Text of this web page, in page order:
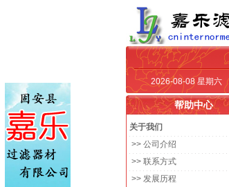
2026-08-08 星期六
帮助中心
关于我们
>> 公司介绍
>> 联系方式
>> 发展历程